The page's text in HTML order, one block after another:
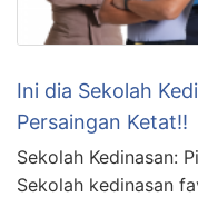
Ini dia Sekolah
Persaingan Ketat!!
Sekolah Kedinasan:
Sekolah kedinasan